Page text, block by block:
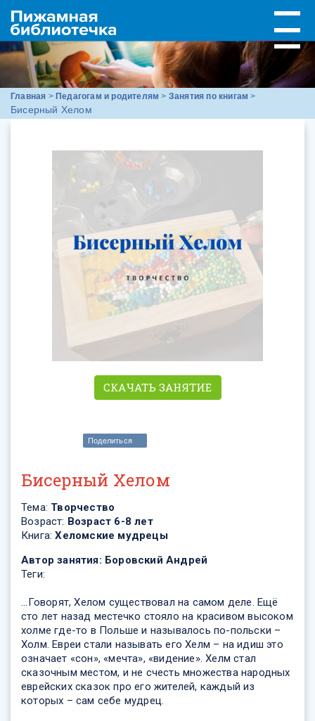
Главная > Педагогам и родителям > Занятия по книгам >
Бисерный Хелом
СКАЧАТЬ ЗАНЯТИЕ
Поделиться
Бисерный Хелом
Тема: Творчество
Возраст: Возраст 6-8 лет
Книга:Хеломские мудрецы
Автор занятия: Боровский Андрей
Теги:
...Говорят, Хелом существовал на самом деле. Ещё
сто лет назад местечко стояло на красивом высоком
холме где-то в Польше и называлось по-польски –
Холм. Евреи стали называть его Хелм – на идиш это
означает «сон», «мечта», «видение». Хелм стал
сказочным местом, и не счесть множества народных
еврейских сказок про его жителей, каждый из
которых – сам себе мудрец.